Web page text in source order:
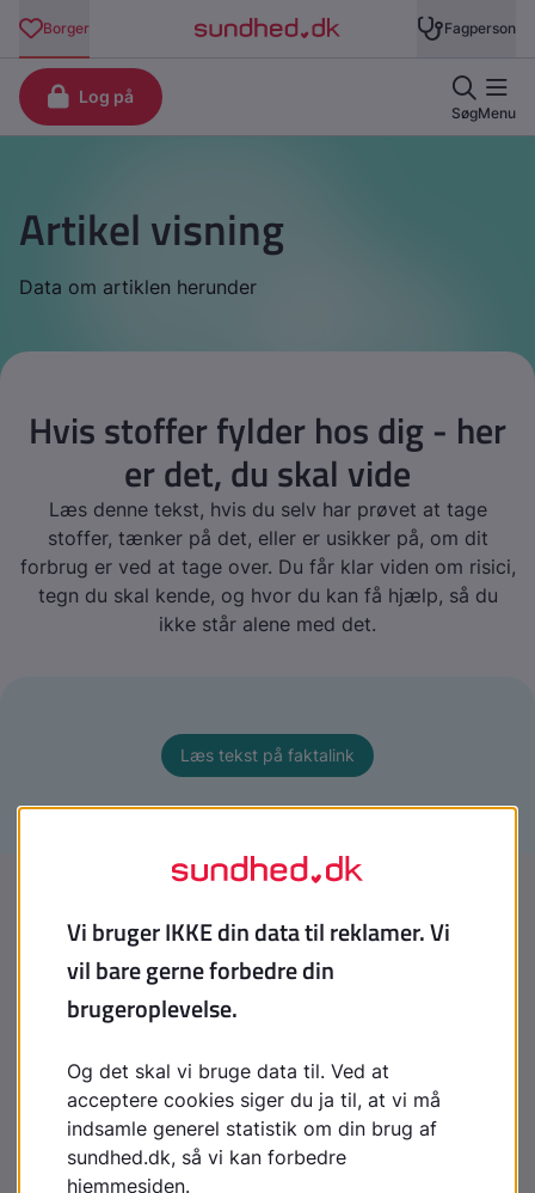
Artikel visning
Data om artiklen herunder
Hvis stoffer fylder hos dig - her
er det, du skal vide
Læs denne tekst, hvis du selv har prøvet at tage
stoffer, tænker på det, eller er usikker på, om dit
forbrug er ved at tage over. Du får klar viden om risici,
tegn du skal kende, og hvor du kan få hjælp, så du
ikke står alene med det.
Læs tekst på faktalink